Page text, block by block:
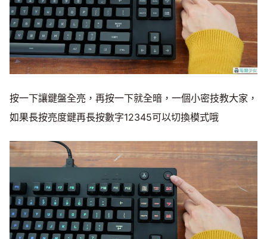
按一下讓鍵盤全亮，再按一下就全暗，一個小密技教大家，
如果長按亮度鍵再長按數字12345可以切換模式哦